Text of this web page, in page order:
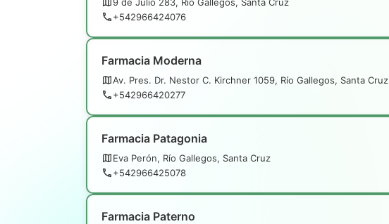
+542966424076
Farmacia Moderna
Av. Pres. Dr. Nestor C. Kirchner 1059, Río Gallegos, Santa Cruz
+542966420277
Farmacia Patagonia
Eva Perón, Río Gallegos, Santa Cruz
+542966425078
Farmacia Paterno